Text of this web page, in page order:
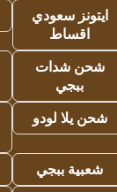
ايتونز سعودي
اقساط
شحن شدات
ببجي
شحن يلا لودو
شعبية ببجي